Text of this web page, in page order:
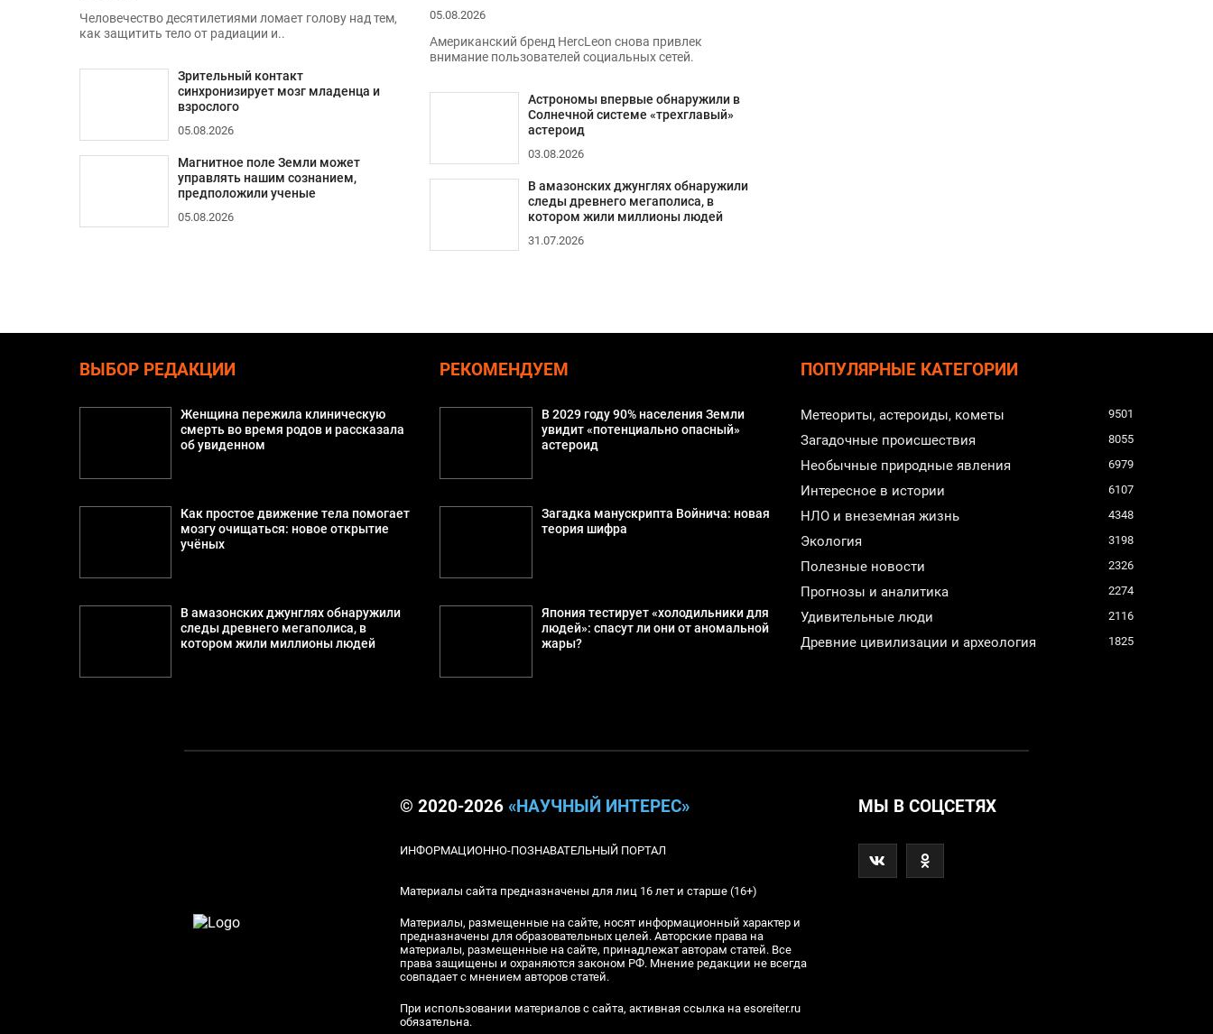
Человечество десятилетиями ломает голову над тем,
как защитить тело от радиации и..
Зрительный контакт
синхронизирует мозг младенца и
взрослого
05.08.2026
Магнитное поле Земли может
управлять нашим сознанием,
предположили ученые
05.08.2026
05.08.2026
Американский бренд HercLeon снова привлек
внимание пользователей социальных сетей.
Астрономы впервые обнаружили в
Солнечной системе «трехглавый»
астероид
03.08.2026
В амазонских джунглях обнаружили
следы древнего мегаполиса, в
котором жили миллионы людей
31.07.2026
ВЫБОР РЕДАКЦИИ
Женщина пережила клиническую
смерть во время родов и рассказала
об увиденном
Как простое движение тела помогает
мозгу очищаться: новое открытие
учёных
В амазонских джунглях обнаружили
следы древнего мегаполиса, в
котором жили миллионы людей
РЕКОМЕНДУЕМ
В 2029 году 90% населения Земли
увидит «потенциально опасный»
астероид
Загадка манускрипта Войнича: новая
теория шифра
Япония тестирует «холодильники для
людей»: спасут ли они от аномальной
жары?
ПОПУЛЯРНЫЕ КАТЕГОРИИ
Метеориты, астероиды, кометы 9501
Загадочные происшествия 8055
Необычные природные явления 6979
Интересное в истории 6107
НЛО и внеземная жизнь 4348
Экология 3198
Полезные новости 2326
Прогнозы и аналитика 2274
Удивительные люди 2116
Древние цивилизации и археология 1825
© 2020-2026 «НАУЧНЫЙ ИНТЕРЕС»
ИНФОРМАЦИОННО-ПОЗНАВАТЕЛЬНЫЙ ПОРТАЛ
Материалы сайта предназначены для лиц 16 лет и старше (16+)
Материалы, размещенные на сайте, носят информационный характер и
предназначены для образовательных целей. Авторские права на
материалы, размещенные на сайте, принадлежат авторам статей. Все
права защищены и охраняются законом РФ. Мнение редакции не всегда
совпадает с мнением авторов статей.
При использовании материалов с сайта, активная ссылка на esoreiter.ru
обязательна.
МЫ В СОЦСЕТЯХ